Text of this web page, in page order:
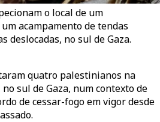
o local de um
acampamento de tendas
deslocadas, no sul de Gaza.
quatro palestinianos na
sul de Gaza, num contexto de
de cessar-fogo em vigor desde